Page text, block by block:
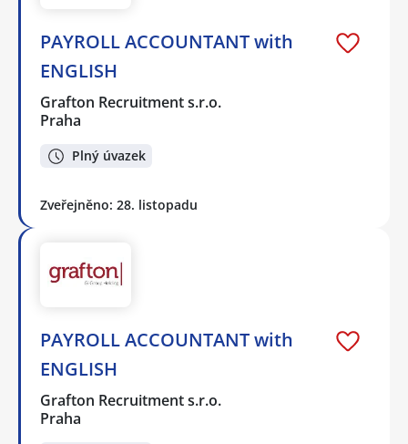
PAYROLL ACCOUNTANT with
ENGLISH
Grafton Recruitment s.r.o.
Praha
Plný úvazek
Zveřejněno: 28. listopadu
PAYROLL ACCOUNTANT with
ENGLISH
Grafton Recruitment s.r.o.
Praha